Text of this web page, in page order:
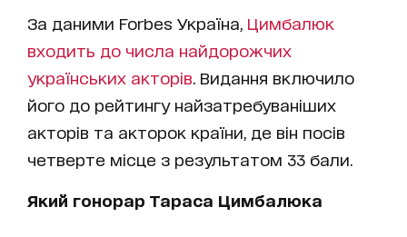
За даними Forbes Україна, Цимбалюк
входить до числа найдорожчих
українських акторів . Видання включило
його до рейтингу найзатребуваніших
акторів та акторок країни, де він посів
четверте місце з результатом 33 бали.
Який гонорар Тараса Цимбалюка